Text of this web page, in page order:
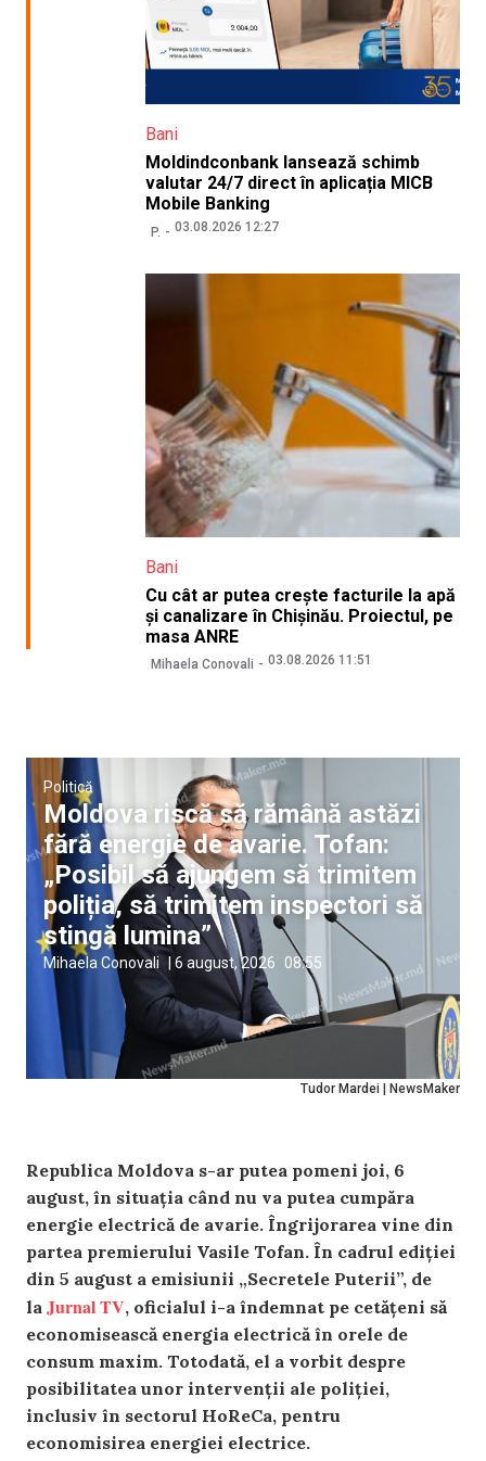
Bani
Moldindconbank lansează schimb
valutar 24/7 direct în aplicația MICB
Mobile Banking
P. 03.08.2026 12:27
Bani
Cu cât ar putea crește facturile la apă
și canalizare în Chișinău. Proiectul, pe
masa ANRE
Mihaela Conovali 03.08.2026 11:51
Tudor Mardei | NewsMaker
Politică
Moldova riscă să rămână astăzi
fără energie de avarie. Tofan:
„Posibil să ajungem să trimitem
poliția, să trimitem inspectori să
stingă lumina”
Mihaela Conovali 6 august, 2026 08:55
Republica Moldova s-ar putea pomeni joi, 6
august, în situația când nu va putea cumpăra
energie electrică de avarie. Îngrijorarea vine din
partea premierului Vasile Tofan. În cadrul ediției
din 5 august a emisiunii „Secretele Puterii”, de
la Jurnal TV, oficialul i-a îndemnat pe cetățeni să
economisească energia electrică în orele de
consum maxim. Totodată, el a vorbit despre
posibilitatea unor intervenții ale poliției,
inclusiv în sectorul HoReCa, pentru
economisirea energiei electrice.